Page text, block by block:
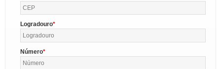
Logradouro
Número